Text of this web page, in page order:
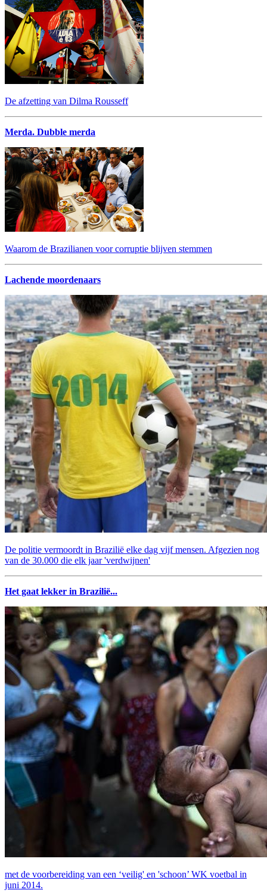
De afzetting van Dilma Rousseff
Merda. Dubble merda
Waarom de Brazilianen voor corruptie blijven stemmen
Lachende moordenaars
De politie vermoordt in Brazilië elke dag vijf mensen. Afgezien nog
van de 30.000 die elk jaar 'verdwijnen'
Het gaat lekker in Brazilië...
met de voorbereiding van een ‘veilig' en 'schoon’ WK voetbal in
juni 2014.